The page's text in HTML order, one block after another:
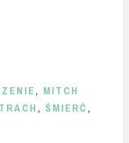
, MITCH
, ŚMIERĆ ,